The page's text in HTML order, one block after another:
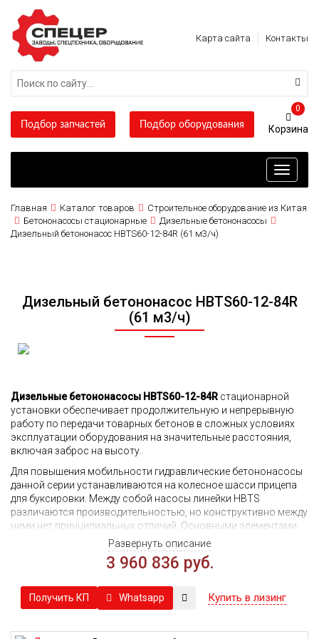
Карта сайта Контакты
Подбор запчастей Подбор оборудования
0
Toggle
Главная Каталог товаров
Строительное оборудование из Китая
Бетононасосы стационарные
Дизельные бетононасосы
Дизельный бетононасос HBTS60-12-84R (61 м3/ч)
Дизельный бетононасос HBTS60-12-84R
(61 м3/ч)
Дизельные бетононасосы HBTS60-12-84R стационарной
установки обеспечивает продолжительную и непрерывную
работу по передачи товарных бетонов в сложных условиях
эксплуатации оборудования на значительные расстояния,
включая заброс на высоту.
Для повышения мобильности гидравлические бетононасосы
данной серии устанавливаются на колесное шасси прицепа
для буксировки. Между собой насосы линейки HBTS
различаются производительностью, но конструктивно между
ними нет принципиальных отличий. Основными элементами
таких бетононасосов выступают:
Высокопрочная рама, на которой монтируется
Кожух для снижения риска травматизма персонала и
защиты агрегатов от грязи.
Гидравлика с двумя контурами и парой независимых
Развернуть описание
3 960 836 руб.
Получить КП Whatsapp Купить в лизинг